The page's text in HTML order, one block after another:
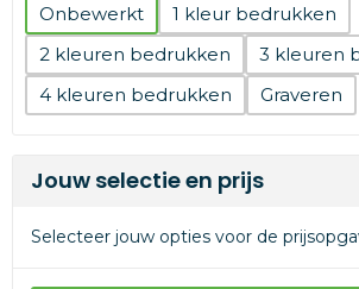
Onbewerkt
1
2
3
4
Graveren
Jouw selectie en prijs
Selecteer jouw opties voor de